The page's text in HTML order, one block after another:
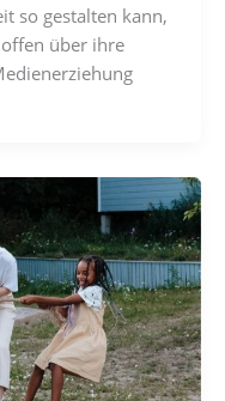
so gestalten kann,
über ihre